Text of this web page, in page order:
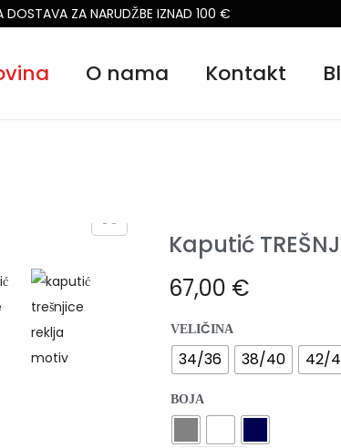
DOSTAVA ZA NARUDŽBE IZNAD 100 €
O nama Kontakt
Kaputić
67,00 €
VELIČINA
34/36 38/40 42/
BOJA